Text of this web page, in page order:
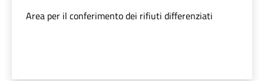
Area per il conferimento dei rifiuti differenziati